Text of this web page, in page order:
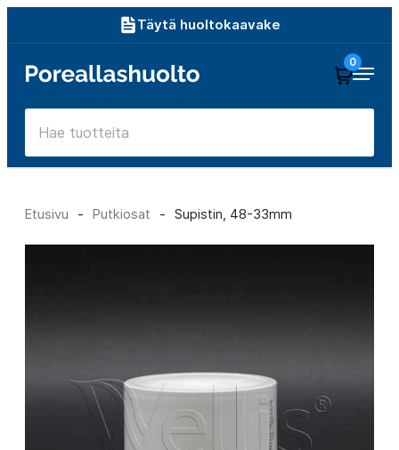
sisältöön
Täytä huoltokaavake
Poreallashuolto
0
Etusivu - Putkiosat - Supistin, 48-33mm